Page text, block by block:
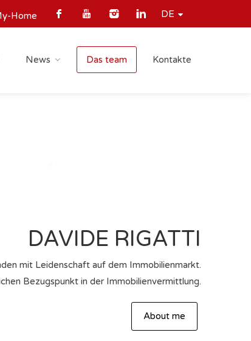
DE
Home
News Das team Kontakte
DAVIDE RIGATTI
mit Leidenschaft auf dem Immobilienmarkt.
Bezugspunkt in der Immobilienvermittlung.
About me